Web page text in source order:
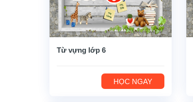
Từ vựng lớp 6
HỌC NGAY